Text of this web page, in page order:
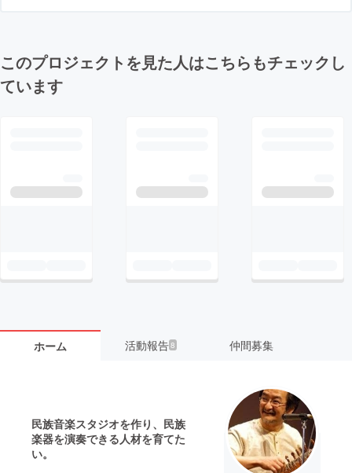
このプロジェクトを見た人はこちらもチェックし
ています
ホーム 活動報告8 仲間募集
民族音楽スタジオを作り、民族
楽器を演奏できる人材を育てた
い。